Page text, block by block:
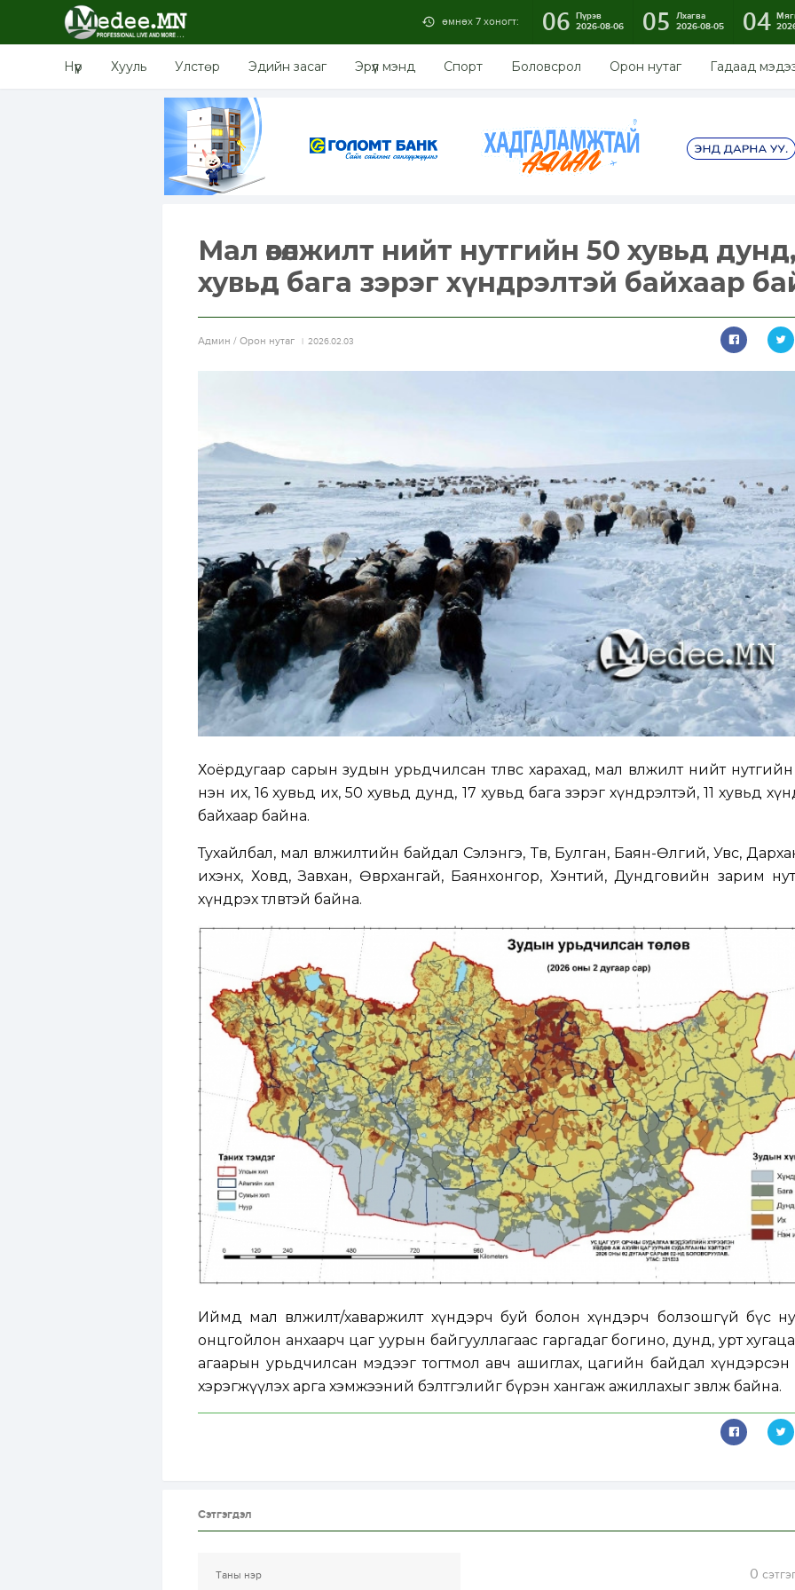
өмнөх 7 хоногт: 06 Пүрэв
2026-08-06
05
Лхагва
2026-08-05
04
Нүүр Хууль Улстөр Эдийн засаг Эрүүл мэнд Спорт Боловсрол Орон нутаг Гадаад
Мал өвөлжилт нийт нутгийн 50 хувьд
хувьд бага зэрэг хүндрэлтэй байхаар
Aдмин / Орон нутаг 2026.02.03
Хоёрдугаар сарын зудын урьдчилсан төлөвөөс харахад, мал өвөлжилт нийт
нэн их, 16 хувьд их, 50 хувьд дунд, 17 хувьд бага зэрэг хүндрэлтэй, 11 хувьд
байхаар байна.
Тухайлбал, мал өвөлжилтийн байдал Сэлэнгэ, Төв, Булган, Баян-Өлгий, Увс,
ихэнх, Ховд, Завхан, Өвөрхангай, Баянхонгор, Хэнтий, Дундговийн зарим
хүндрэх төлөвтэй байна.
Иймд мал өвөлжилт/хаваржилт хүндэрч буй болон хүндэрч болзошгүй бүс
онцгойлон анхаарч цаг уурын байгууллагаас гаргадаг богино, дунд, урт
агаарын урьдчилсан мэдээг тогтмол авч ашиглах, цагийн байдал хүндэрсэн
хэрэгжүүлэх арга хэмжээний бэлтгэлийг бүрэн хангаж ажиллахыг зөвлөж байна.
Сэтгэгдэл
0